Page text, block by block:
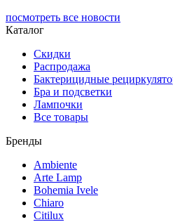
посмотреть все новости
Каталог
Скидки
Распродажа
Бактерицидные
Бра и подсветки
Лампочки
Все товары
Бренды
Ambiente
Arte Lamp
Bohemia Ivele
Chiaro
Citilux